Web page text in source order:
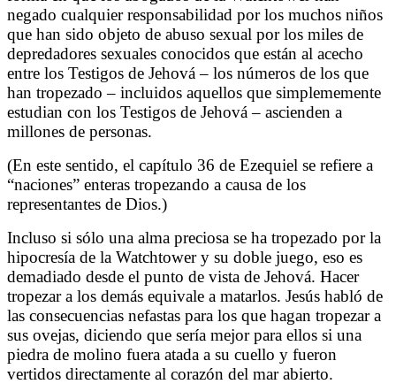
negado cualquier responsabilidad por los muchos niños
que han sido objeto de abuso sexual por los miles de
depredadores sexuales conocidos que están al acecho
entre los Testigos de Jehová – los números de los que
han tropezado – incluidos aquellos que simplememente
estudian con los Testigos de Jehová – ascienden a
millones de personas.
(En este sentido, el capítulo 36 de Ezequiel se refiere a
“naciones” enteras tropezando a causa de los
representantes de Dios.)
Incluso si sólo una alma preciosa se ha tropezado por la
hipocresía de la Watchtower y su doble juego, eso es
demadiado desde el punto de vista de Jehová. Hacer
tropezar a los demás equivale a matarlos. Jesús habló de
las consecuencias nefastas para los que hagan tropezar a
sus ovejas, diciendo que sería mejor para ellos si una
piedra de molino fuera atada a su cuello y fueron
vertidos directamente al corazón del mar abierto.